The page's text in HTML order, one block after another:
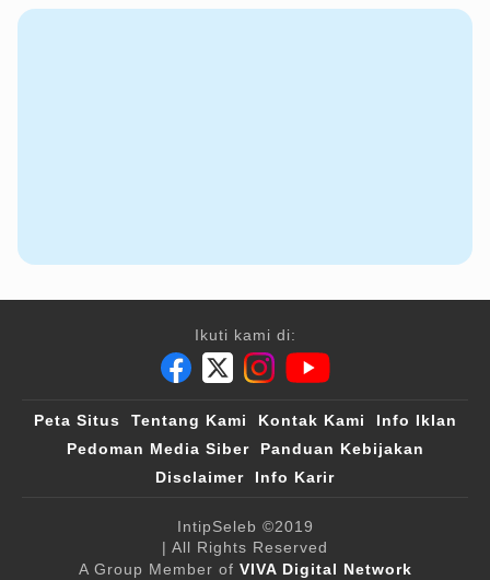
Ikuti kami di:
Peta Situs Tentang Kami Kontak Kami
Info Iklan
Pedoman Media Siber
Panduan Kebijakan
Disclaimer
Info Karir
IntipSeleb ©2019
| All Rights Reserved
A Group Member of VIVA Digital Network